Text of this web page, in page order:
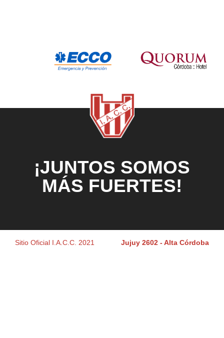
¡JUNTOS SOMOS
MÁS FUERTES!
Sitio Oficial I.A.C.C. 2021 Jujuy 2602 - Alta Córdoba